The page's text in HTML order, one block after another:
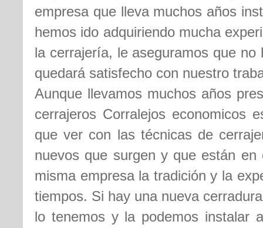
empresa que lleva muchos años
hemos ido adquiriendo mucha
la cerrajería, le aseguramos que
quedará satisfecho con nuestro
Aunque llevamos muchos años
cerrajeros Corralejos economicos
que ver con las técnicas de
nuevos que surgen y que están
misma empresa la tradición y la
tiempos. Si hay una nueva
lo tenemos y la podemos instalar